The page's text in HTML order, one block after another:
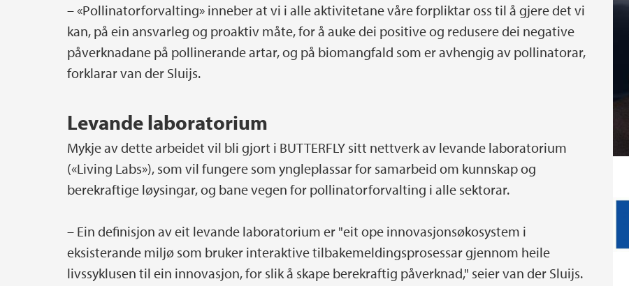
– «Pollinatorforvalting» inneber at vi i alle aktivitetane våre forpliktar oss til å gjere det vi
kan, på ein ansvarleg og proaktiv måte, for å auke dei positive og redusere dei negative
påverknadane på pollinerande artar, og på biomangfald som er avhengig av pollinatorar,
forklarar van der Sluijs.
Levande laboratorium
Mykje av dette arbeidet vil bli gjort i BUTTERFLY sitt nettverk av levande laboratorium
(«Living Labs»), som vil fungere som yngleplassar for samarbeid om kunnskap og
berekraftige løysingar, og bane vegen for pollinatorforvalting i alle sektorar.
– Ein definisjon av eit levande laboratorium er "eit ope innovasjonsøkosystem i
eksisterande miljø som bruker interaktive tilbakemeldingsprosessar gjennom heile
livssyklusen til ein innovasjon, for slik å skape berekraftig påverknad," seier van der Sluijs.